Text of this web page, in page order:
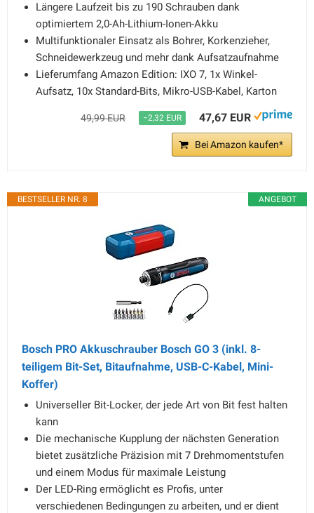
Längere Laufzeit bis zu 190 Schrauben dank
optimiertem 2,0-Ah-Lithium-Ionen-Akku
Multifunktionaler Einsatz als Bohrer, Korkenzieher,
Schneidewerkzeug und mehr dank Aufsatzaufnahme
Lieferumfang Amazon Edition: IXO 7, 1x Winkel-
Aufsatz, 10x Standard-Bits, Mikro-USB-Kabel, Karton
49,99 EUR −2,32 EUR 47,67 EUR
Bei Amazon kaufen*
ANGEBOT
BESTSELLER NR. 8
Bosch PRO Akkuschrauber Bosch GO 3 (inkl. 8-
teiligem Bit-Set, Bitaufnahme, USB-C-Kabel, Mini-
Koffer)
Universeller Bit-Locker, der jede Art von Bit fest halten
kann
Die mechanische Kupplung der nächsten Generation
bietet zusätzliche Präzision mit 7 Drehmomentstufen
und einem Modus für maximale Leistung
Der LED-Ring ermöglicht es Profis, unter
verschiedenen Bedingungen zu arbeiten, und er dient